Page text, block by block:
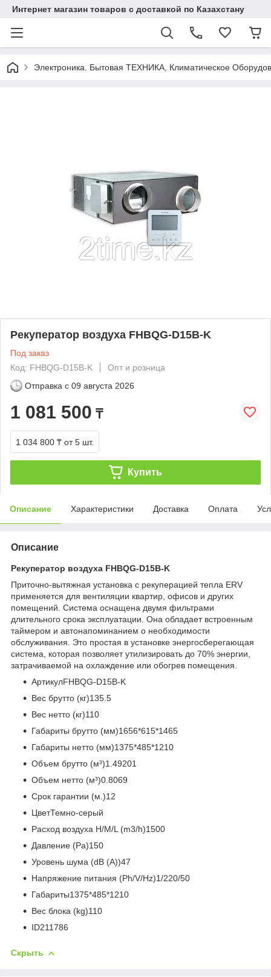
Интернет магазин товаров с доставкой по Казахстану
Электроника. Бытовая ТЕХНИКА, Климатическое
Рекуператор воздуха FHBQG-D15B-K
Под заказ
Код: FHBQG-D15B-K
Опт и розница
Отправка с 09 августа 2026
1 081 500 ₸
1 034 800 ₸ от 5 шт.
Купить
Описание Характеристики Доставка Оплата
Описание
Рекуператор воздуха FHBQG-D15B-K
Приточно-вытяжная установка с рекуперацией тепла ERV
применяется для вентиляции квартир, офисов и других
помещений. Система оснащена двумя фильтрами
длительного срока эксплуатации. Она обладает встроенным
таймером и автонапоминанием о необходимости
обслуживания. Это простая в установке энергосберегающая
система, которая позволяет утилизировать до 70% энергии,
затрачиваемой на охлаждение или обогрев помещения.
АртикулFHBQG-D15B-K
Вес брутто (кг)135.5
Вес нетто (кг)110
Габариты брутто (мм)1656*615*1465
Габариты нетто (мм)1375*485*1210
Объем брутто (м³)1.49201
Объем нетто (м³)0.8069
Срок гарантии (м.)12
ЦветТемно-серый
Расход воздуха H/M/L (m3/h)1500
Давление (Pa)150
Уровень шума (dB (A))47
Напряжение питания (Ph/V/Hz)1/220/50
Габариты1375*485*1210
Вес блока (kg)110
ID211786
Скрыть